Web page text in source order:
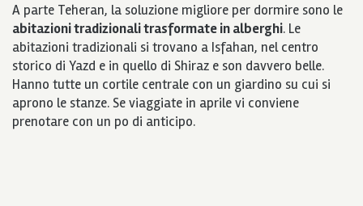
A parte Teheran, la soluzione migliore per dormire sono le
abitazioni tradizionali trasformate in alberghi. Le
abitazioni tradizionali si trovano a Isfahan, nel centro
storico di Yazd e in quello di Shiraz e son davvero belle.
Hanno tutte un cortile centrale con un giardino su cui si
aprono le stanze. Se viaggiate in aprile vi conviene
prenotare con un po di anticipo.